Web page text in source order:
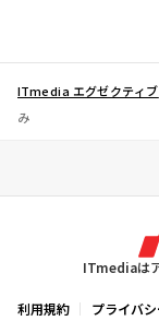
ITmedia エグゼクティブ
み
ITmediaは
利用規約 プライバ